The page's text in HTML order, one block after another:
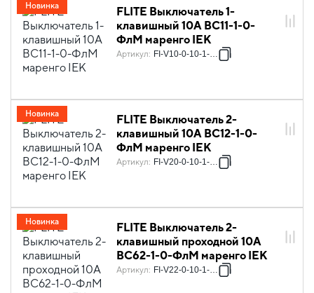
FLITE Выключатель 1-
клавишный 10А ВС11-1-0-
ФлМ маренго IEK
Артикул: FI-V10-0-10-1-K35
Новинка
FLITE Выключатель 2-
клавишный 10А ВС12-1-0-
ФлМ маренго IEK
Артикул: FI-V20-0-10-1-K35
Новинка
FLITE Выключатель 2-
клавишный проходной 10А
ВС62-1-0-ФлМ маренго IEK
Артикул: FI-V22-0-10-1-K35
Новинка